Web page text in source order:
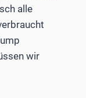
alle
wir